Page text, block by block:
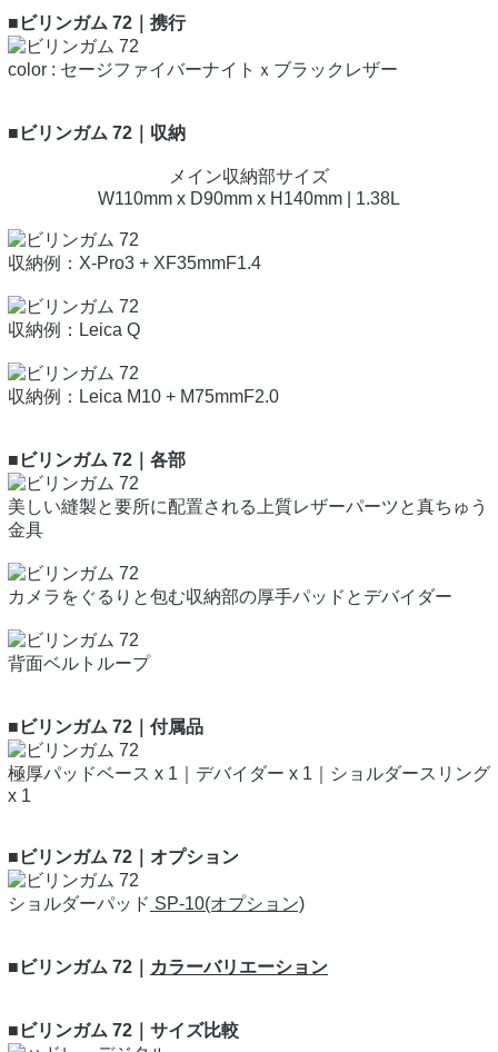
■ビリンガム 72｜携行
color : セージファイバーナイトｘブラックレザー
■ビリンガム 72｜収納
メイン収納部サイズ
W110mm x D90mm x H140mm | 1.38L
収納例：X-Pro3 + XF35mmF1.4
収納例：Leica Q
収納例：Leica M10 + M75mmF2.0
■ビリンガム 72｜各部
美しい縫製と要所に配置される上質レザーパーツと真ちゅう
金具
カメラをぐるりと包む収納部の厚手パッドとデバイダー
背面ベルトループ
■ビリンガム 72｜付属品
極厚パッドベース x 1｜デバイダー x 1｜ショルダースリング
x 1
■ビリンガム 72｜オプション
ショルダーパッド SP-10(オプション)
■ビリンガム 72｜ カラーバリエーション
■ビリンガム 72｜サイズ比較